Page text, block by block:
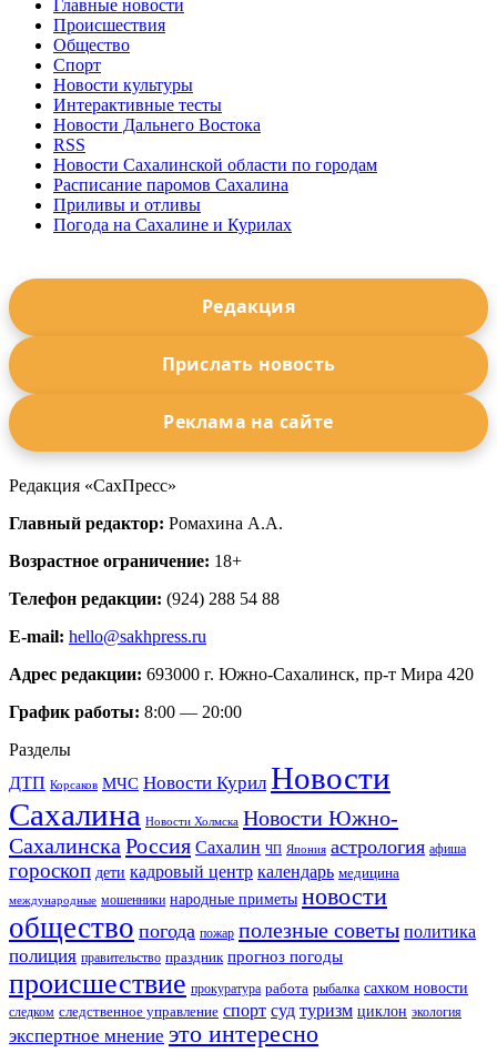
Главные новости
Происшествия
Общество
Спорт
Новости культуры
Интерактивные тесты
Новости Дальнего Востока
RSS
Новости Сахалинской области по городам
Расписание паромов Сахалина
Приливы и отливы
Погода на Сахалине и Курилах
Редакция
Прислать новость
Реклама на сайте
Редакция «СахПресс»
Главный редактор: Ромахина А.А.
Возрастное ограничение: 18+
Телефон редакции: (924) 288 54 88
E-mail: hello@sakhpress.ru
Адрес редакции: 693000 г. Южно-Сахалинск, пр-т Мира 420
График работы: 8:00 — 20:00
Разделы
ДТП Корсаков МЧС Новости Курил Новости
Сахалина Новости Холмска Новости Южно-
Сахалинска Россия Сахалин ЧП Япония астрология афиша
гороскоп дети кадровый центр календарь медицина
международные мошенники народные приметы новости
общество погода пожар полезные советы политика
полиция правительство праздник прогноз погоды
происшествие прокуратура работа рыбалка сахком новости
следком следственное управление спорт суд туризм циклон экология
экспертное мнение это интересно